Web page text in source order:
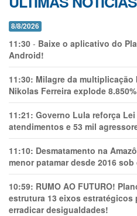
8/8/2026
11:30 - Baixe o aplicativo do
Android!
11:30: Milagre da
Nikolas Ferreira explode
11:21: Governo Lula reforça
atendimentos e 53 mil
11:10: Desmatamento na
menor patamar desde 2016
10:59: RUMO AO FUTURO!
estrutura 13 eixos
erradicar desigualdades!